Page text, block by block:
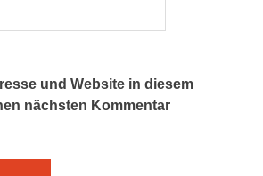
und Website in diesem
nächsten Kommentar